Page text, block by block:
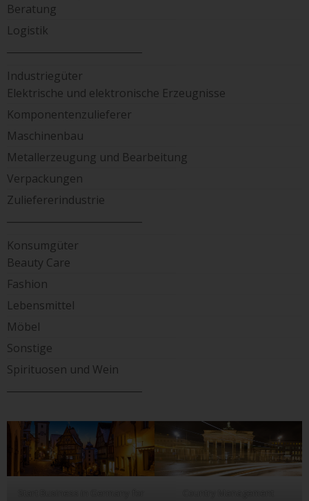
Beratung
Logistik
Industriegüter
Elektrische und elektronische Erzeugnisse
Komponentenzulieferer
Maschinenbau
Metallerzeugung und Bearbeitung
Verpackungen
Zuliefererindustrie
Konsumgüter
Beauty Care
Fashion
Lebensmittel
Möbel
Sonstige
Spirituosen und Wein